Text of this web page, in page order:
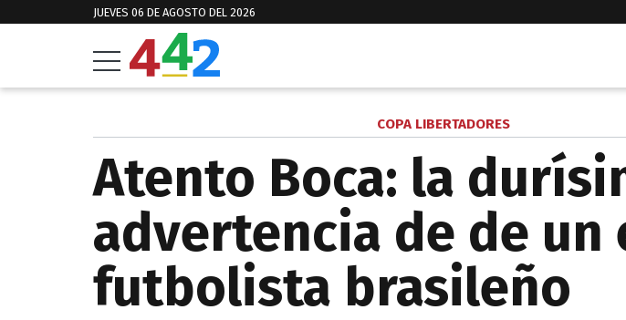
JUEVES 06 DE AGOSTO DEL 2026
COPA LIBERTADORES
Atento Boca: la
advertencia de de un
futbolista brasileño